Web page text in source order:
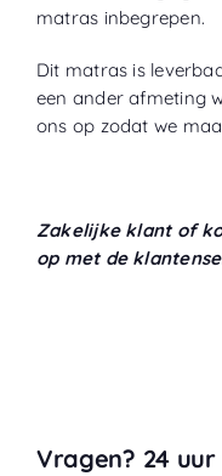
matras inbegrepen.
Dit matras is
een ander afmeting
ons op zodat we
Zakelijke klant of
op met de
Vragen? 24